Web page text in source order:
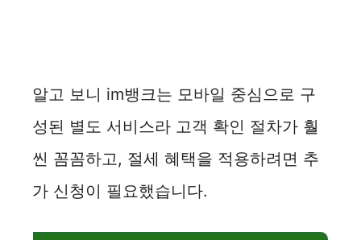
알고 보니 im뱅크는 모바일 중심으로 구
성된 별도 서비스라 고객 확인 절차가 훨
씬 꼼꼼하고, 절세 혜택을 적용하려면 추
가 신청이 필요했습니다.